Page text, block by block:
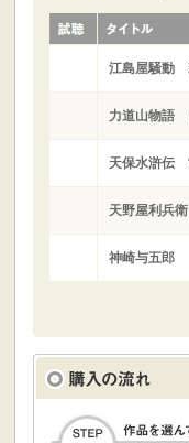
江島屋騒動
力道山物語
天保水滸伝
天野屋利兵衛
神崎与五郎